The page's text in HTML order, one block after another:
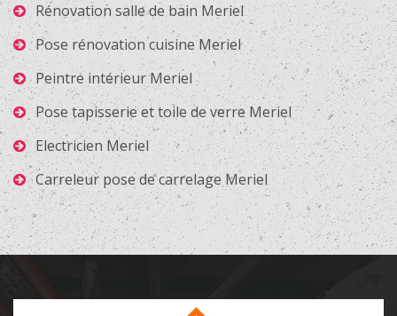
Rénovation salle de bain Meriel
Pose rénovation cuisine Meriel
Peintre intérieur Meriel
Pose tapisserie et toile de verre Meriel
Electricien Meriel
Carreleur pose de carrelage Meriel